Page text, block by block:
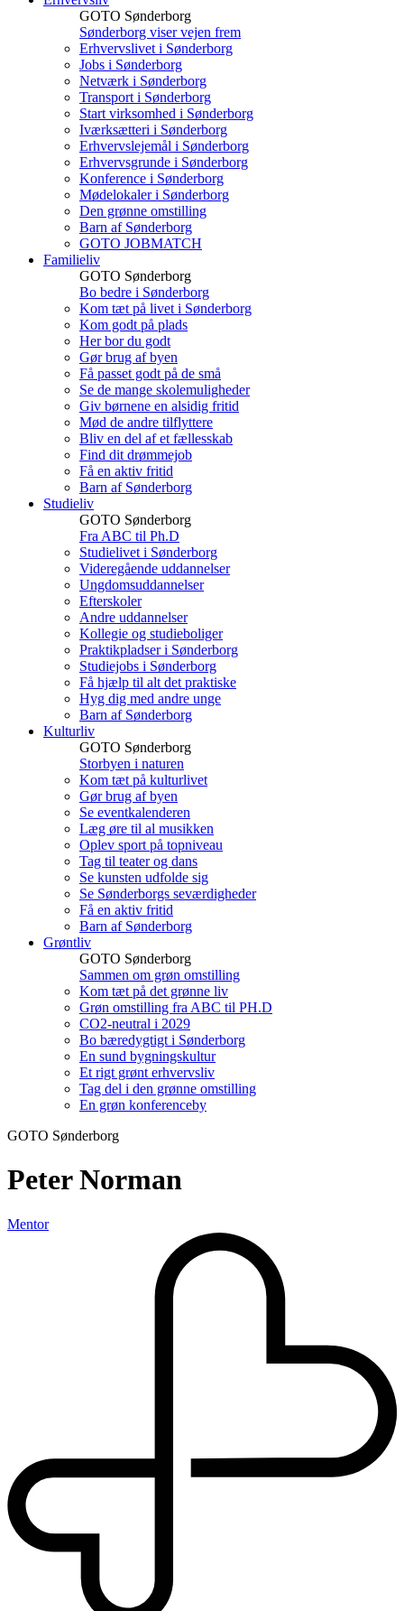
GOTO Sønderborg
Sønderborg viser vejen frem
Erhvervslivet i Sønderborg
Jobs i Sønderborg
Netværk i Sønderborg
Transport i Sønderborg
Start virksomhed i Sønderborg
Iværksætteri i Sønderborg
Erhvervslejemål i Sønderborg
Erhvervsgrunde i Sønderborg
Konference i Sønderborg
Mødelokaler i Sønderborg
Den grønne omstilling
Barn af Sønderborg
GOTO JOBMATCH
Familieliv
GOTO Sønderborg
Bo bedre i Sønderborg
Kom tæt på livet i Sønderborg
Kom godt på plads
Her bor du godt
Gør brug af byen
Få passet godt på de små
Se de mange skolemuligheder
Giv børnene en alsidig fritid
Mød de andre tilflyttere
Bliv en del af et fællesskab
Find dit drømmejob
Få en aktiv fritid
Barn af Sønderborg
Studieliv
GOTO Sønderborg
Fra ABC til Ph.D
Studielivet i Sønderborg
Videregående uddannelser
Ungdomsuddannelser
Efterskoler
Andre uddannelser
Kollegie og studieboliger
Praktikpladser i Sønderborg
Studiejobs i Sønderborg
Få hjælp til alt det praktiske
Hyg dig med andre unge
Barn af Sønderborg
Kulturliv
GOTO Sønderborg
Storbyen i naturen
Kom tæt på kulturlivet
Gør brug af byen
Se eventkalenderen
Læg øre til al musikken
Oplev sport på topniveau
Tag til teater og dans
Se kunsten udfolde sig
Se Sønderborgs seværdigheder
Få en aktiv fritid
Barn af Sønderborg
Grøntliv
GOTO Sønderborg
Sammen om grøn omstilling
Kom tæt på det grønne liv
Grøn omstilling fra ABC til PH.D
CO2-neutral i 2029
Bo bæredygtigt i Sønderborg
En sund bygningskultur
Et rigt grønt erhvervsliv
Tag del i den grønne omstilling
En grøn konferenceby
GOTO Sønderborg
Peter Norman
Mentor